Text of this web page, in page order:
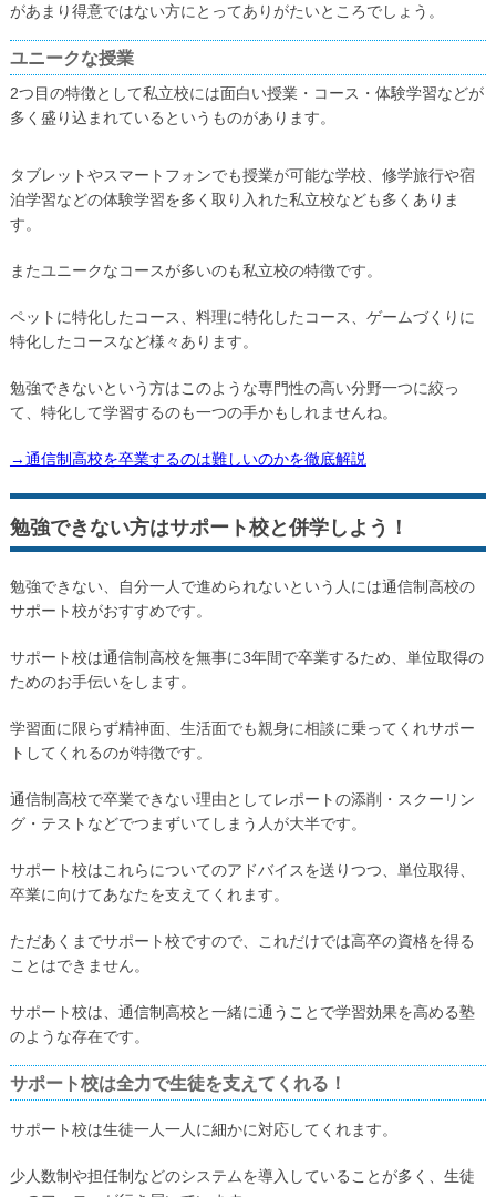
があまり得意ではない方にとってありがたいところでしょう。
ユニークな授業
2つ目の特徴として私立校には面白い授業・コース・体験学習などが
多く盛り込まれているというものがあります。
タブレットやスマートフォンでも授業が可能な学校、修学旅行や宿
泊学習などの体験学習を多く取り入れた私立校なども多くありま
す。
またユニークなコースが多いのも私立校の特徴です。
ペットに特化したコース、料理に特化したコース、ゲームづくりに
特化したコースなど様々あります。
勉強できないという方はこのような専門性の高い分野一つに絞っ
て、特化して学習するのも一つの手かもしれませんね。
→通信制高校を卒業するのは難しいのかを徹底解説
勉強できない方はサポート校と併学しよう！
勉強できない、自分一人で進められないという人には通信制高校の
サポート校がおすすめです。
サポート校は通信制高校を無事に3年間で卒業するため、単位取得の
ためのお手伝いをします。
学習面に限らず精神面、生活面でも親身に相談に乗ってくれサポー
トしてくれるのが特徴です。
通信制高校で卒業できない理由としてレポートの添削・スクーリン
グ・テストなどでつまずいてしまう人が大半です。
サポート校はこれらについてのアドバイスを送りつつ、単位取得、
卒業に向けてあなたを支えてくれます。
ただあくまでサポート校ですので、これだけでは高卒の資格を得る
ことはできません。
サポート校は、通信制高校と一緒に通うことで学習効果を高める塾
のような存在です。
サポート校は全力で生徒を支えてくれる！
サポート校は生徒一人一人に細かに対応してくれます。
少人数制や担任制などのシステムを導入していることが多く、生徒